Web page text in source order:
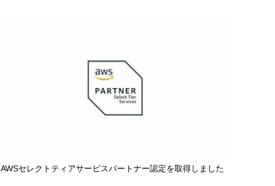
AWSセレクトティアサービスパートナー認定を取得しました